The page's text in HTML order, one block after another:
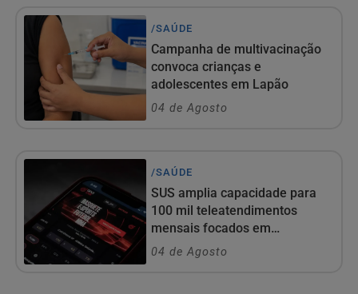
/SAÚDE
Campanha de multivacinação
convoca crianças e
adolescentes em Lapão
04 de Agosto
/SAÚDE
SUS amplia capacidade para
100 mil teleatendimentos
mensais focados em
compulsão por...
04 de Agosto